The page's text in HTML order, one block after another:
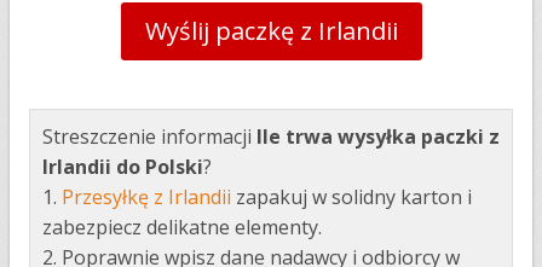
Wyślij paczkę z Irlandii
Streszczenie informacji Ile trwa wysyłka paczki z
Irlandii do Polski?
1. Przesyłkę z Irlandii zapakuj w solidny karton i
zabezpiecz delikatne elementy.
2. Poprawnie wpisz dane nadawcy i odbiorcy w